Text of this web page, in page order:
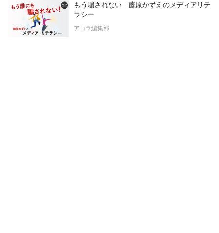
もう騙されない 藤原かずえのメディアリテ
ラシー
アゴラ編集部